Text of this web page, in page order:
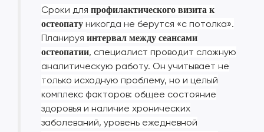
Сроки для профилактического визита к
остеопату никогда не берутся «с потолка».
Планируя интервал между сеансами
остеопатии, специалист проводит сложную
аналитическую работу. Он учитывает не
только исходную проблему, но и целый
комплекс факторов: общее состояние
здоровья и наличие хронических
заболеваний, уровень ежедневной